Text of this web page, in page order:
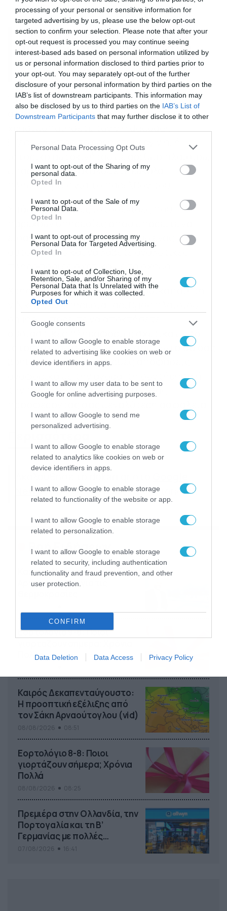
processing of your personal or sensitive information for
targeted advertising by us, please use the below opt-out
section to confirm your selection. Please note that after your
opt-out request is processed you may continue seeing
interest-based ads based on personal information utilized by
us or personal information disclosed to third parties prior to
your opt-out. You may separately opt-out of the further
disclosure of your personal information by third parties on the
IAB’s list of downstream participants. This information may
also be disclosed by us to third parties on the IAB’s List of
Downstream Participants that may further disclose it to other
Please note that this website/app uses one or more Google
not limited to your visit or usage behaviour. You may click to
grant or deny consent to Google and its third-party tags to
use your data for below specified purposes in below Google
consent section.
Personal Data Processing Opt Outs
I want to opt-out of the Sharing of my
personal data.
Opted In
I want to opt-out of the Sale of my
Personal Data.
Opted In
I want to opt-out of processing my
Personal Data for Targeted Advertising.
Opted In
I want to opt-out of Collection, Use,
Retention, Sale, and/or Sharing of my
Personal Data that Is Unrelated with the
Purposes for which it was collected.
Opted Out
Google consents
I want to allow Google to enable storage
related to advertising like cookies on web or
device identifiers in apps.
I want to allow my user data to be sent to
Google for online advertising purposes.
I want to allow Google to send me
personalized advertising.
I want to allow Google to enable storage
related to analytics like cookies on web or
device identifiers in apps.
I want to allow Google to enable storage
related to functionality of the website or app.
I want to allow Google to enable storage
related to personalization.
I want to allow Google to enable storage
related to security, including authentication
functionality and fraud prevention, and other
user protection.
CONFIRM
Data Deletion Data Access Privacy Policy
Πώς να χρησιμοποιήσετε τον
αποκωδικοποιητή VIN για να
ανακαλύψετε το ιστορικό του
αυτοκινήτου σας;
Για να ανακαλύψετε το ιστορικό του
αυτοκινήτου σας, μπορείτε να
χρησιμοποιήσετε τον vin decoder.
Εξερευνώντας το car history by vin, ή
μπορείτε να ανακαλύψετε εύκολα
πληροφορίες για το παρελθόν του.
Υπάρχουν πολλές ιστοσελίδες που
παρέχουν υπηρεσίες όπου μπορείτε να
εισάγετε τον αριθμό πλαισίου ενός
αυτοκινήτου και να λάβετε αναλυτικές
πληροφορίες σχετικά με το όχημα.
Χρησιμοποιώντας τον αποκωδικοποιητή
VIN και την υπηρεσία “αριθμός πλαισίου
online”, μπορείτε να αποκτήσετε
ουσιαστικές πληροφορίες σχετικά με το
ιστορικό του αυτοκινήτου σας. Αυτό θα σας
βοηθήσει να πάρετε ορθές αποφάσεις
αναφορικά με την αγορά, τη συντήρηση ή
την πώληση του αυτοκινήτου σας,
Newsγια όλες τις τελευταίες ειδήσεις
Ροή Ειδήσεων
Καιρός: Νέα ενημέρωση Σάκη
Αρναούτογλου για τις
Εορτολόγιο 9-8: Ποιοι
Πολλά
Καιρός Δεκαπενταύγουστο:
Η προοπτική εξέλιξης από
τον Σάκη Αρναούτογλου (vid)
Εορτολόγιο 8-8: Ποιοι
γιορτάζουν σήμερα; Χρόνια
Πολλά
Πρεμιέρα στην Ολλανδία, την
Πορτογαλία και τη Β’
Γερμανίας με πολλές
στοιχηματικές επιλογές από